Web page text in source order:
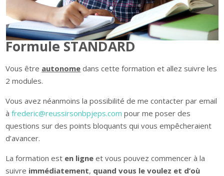
Formule STANDARD
Vous être autonome dans cette formation et allez suivre les
2 modules.
Vous avez néanmoins la possibilité de me contacter par email
àfrederic@reussirsonbpjeps.com pour me poser des
questions sur des points bloquants qui vous empêcheraient
d’avancer.
La formation est en ligne et vous pouvez commencer à la
suivre immédiatement, quand vous le voulez et d’où